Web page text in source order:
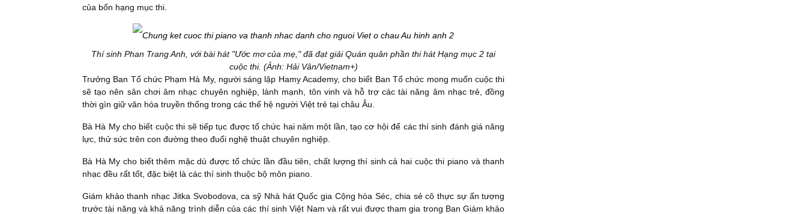
của bốn hạng mục thi.
Thí sinh Phan Trang Anh, với bài hát "Ước mơ của mẹ," đã đạt giải Quán quân phần thi hát Hạng mục 2 tại
cuộc thi. (Ảnh: Hải Vân/Vietnam+)
Trưởng Ban Tổ chức Phạm Hà My, người sáng lập Hamy Academy, cho biết Ban Tổ chức mong muốn cuộc thi
sẽ tạo nên sân chơi âm nhạc chuyên nghiệp, lành mạnh, tôn vinh và hỗ trợ các tài năng âm nhạc trẻ, đồng
thời gìn giữ văn hóa truyền thống trong các thế hệ người Việt trẻ tại châu Âu.
Bà Hà My cho biết cuộc thi sẽ tiếp tục được tổ chức hai năm một lần, tạo cơ hội để các thí sinh đánh giá năng
lực, thử sức trên con đường theo đuổi nghệ thuật chuyên nghiệp.
Bà Hà My cho biết thêm mặc dù được tổ chức lần đầu tiên, chất lượng thí sinh cả hai cuộc thi piano và thanh
nhạc đều rất tốt, đặc biệt là các thí sinh thuộc bộ môn piano.
Giám khảo thanh nhạc Jitka Svobodova, ca sỹ Nhà hát Quốc gia Cộng hòa Séc, chia sẻ cô thực sự ấn tượng
trước tài năng và khả năng trình diễn của các thí sinh Việt Nam và rất vui được tham gia trong Ban Giám khảo